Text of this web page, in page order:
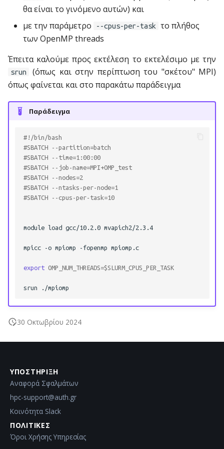
γ
ή
τ
σ
η
υπηρεσίες Cloud
Μεταφορά αρχείων μέσω
Globus
Επεξεργαστές κειμένου
(Text Editors)
Προγραμματισμού
Παράλληλος
Προγραμματισμός
Εφαρμογές
Geographic information
Life sciences
Mathematics
Μη επικαιροποιημένες
εφαρμογές (legacy)
θα είναι το γινόμενο αυτών) και
με την παράμετρο
--cpus-per-task το πλήθος
των OpenMP threads
Έπειτα καλούμε προς εκτέλεση το εκτελέσιμο με την
srun
(όπως και στην περίπτωση του "σκέτου" MPI)
όπως φαίνεται και στο παρακάτω παράδειγμα
Παράδειγμα
#!/bin/bash
#SBATCH --partition=batch
#SBATCH --time=1:00:00
#SBATCH --job-name=MPI+OMP_test
#SBATCH --nodes=2
#SBATCH --ntasks-per-node=1
#SBATCH --cpus-per-task=10
module load gcc/10.2.0 mvapich2/2.3.4
mpicc -o mpiomp -fopenmp mpiomp.c
export OMP_NUM_THREADS=$SLURM_CPUS_PER_TASK
srun
30 Οκτωβρίου 2024
ΥΠΟΣΤΉΡΙΞΗ
Αναφορά Σφαλμάτων
hpc-support@auth.gr
Κοινότητα Slack
ΠΟΛΙΤΙΚΈΣ
Όροι Χρήσης Υπηρεσίας